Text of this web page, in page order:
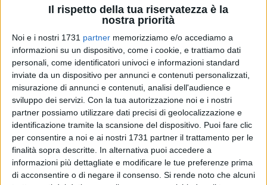
Il rispetto della tua riservatezza è la
nostra priorità
Noi e i nostri 1731 partner memorizziamo e/o accediamo a
informazioni su un dispositivo, come i cookie, e trattiamo dati
personali, come identificatori univoci e informazioni standard
inviate da un dispositivo per annunci e contenuti personalizzati,
misurazione di annunci e contenuti, analisi dell'audience e
sviluppo dei servizi. Con la tua autorizzazione noi e i nostri
partner possiamo utilizzare dati precisi di geolocalizzazione e
identificazione tramite la scansione del dispositivo. Puoi fare clic
per consentire a noi e ai nostri 1731 partner il trattamento per le
finalità sopra descritte. In alternativa puoi accedere a
informazioni più dettagliate e modificare le tue preferenze prima
di acconsentire o di negare il consenso. Si rende noto che alcuni
2
Torna con un pensate ko dalla lunga trasferta a Melissano la
Makula Molfetta, sconfitta per 5-2 dalle padrone di casa del
Sirio.
Eppure la partita è a forti tinte biancorosse, in grado di